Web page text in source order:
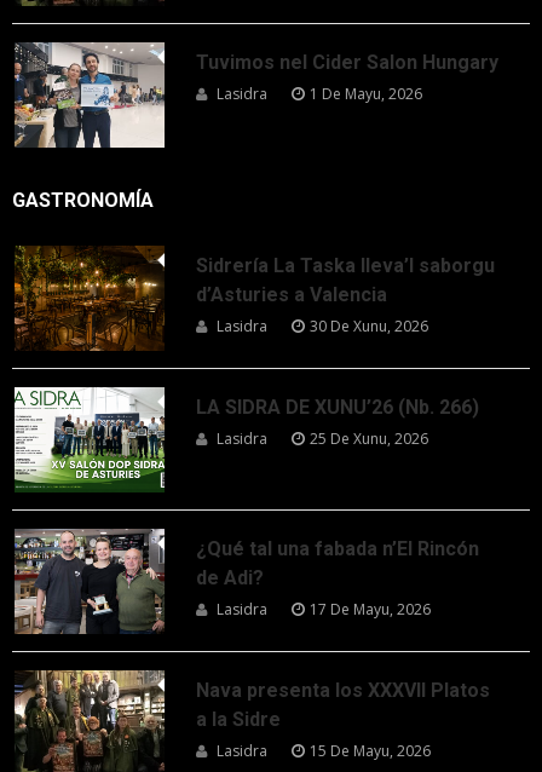
Tuvimos nel Cider Salon Hungary
Lasidra 1 De Mayu, 2026
GASTRONOMÍA
Sidrería La Taska lleva’l saborgu
d’Asturies a Valencia
Lasidra 30 De Xunu, 2026
LA SIDRA DE XUNU’26 (Nb. 266)
Lasidra 25 De Xunu, 2026
¿Qué tal una fabada n’El Rincón
de Adi?
Lasidra 17 De Mayu, 2026
Nava presenta los XXXVII Platos
a la Sidre
Lasidra 15 De Mayu, 2026